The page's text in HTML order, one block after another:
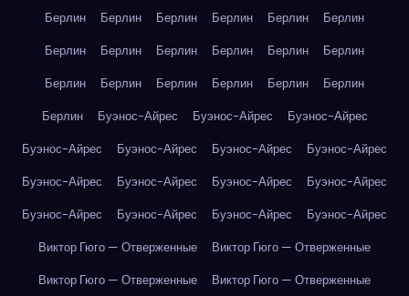
Берлин Берлин Берлин Берлин Берлин
Берлин
Берлин
Берлин Берлин Берлин Берлин
Берлин
Берлин
Берлин Берлин Берлин Берлин
Берлин
Берлин
Буэнос-Айрес Буэнос-Айрес
Буэнос-Айрес
Буэнос-Айрес
Буэнос-Айрес Буэнос-Айрес
Буэнос-Айрес
Буэнос-Айрес
Буэнос-Айрес Буэнос-Айрес
Буэнос-Айрес
Буэнос-Айрес
Буэнос-Айрес Буэнос-Айрес
Буэнос-Айрес
Виктор Гюго — Отверженные
Виктор Гюго — Отверженные
Виктор Гюго — Отверженные
Виктор Гюго — Отверженные